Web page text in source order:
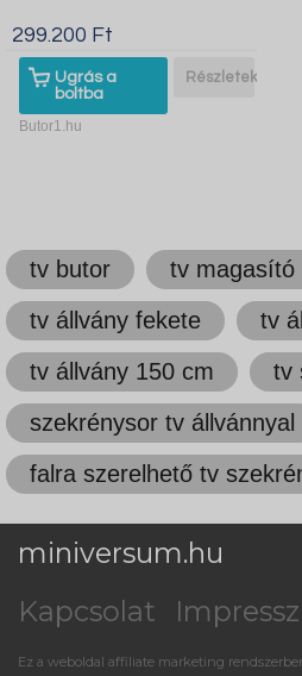
299.200 Ft
Ugrás a
boltba
Részletek
Butor1.hu
tv butor tv magasító
tv állvány fekete
tv
tv állvány 150 cm
tv
szekrénysor tv állvánnyal
falra szerelhető tv
miniversum.hu
Kapcsolat
Ez a weboldal affiliate marketing